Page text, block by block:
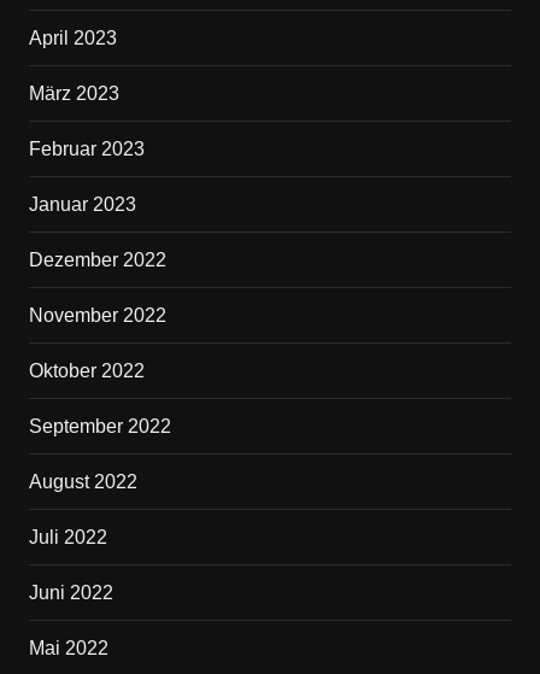
April 2023
März 2023
Februar 2023
Januar 2023
Dezember 2022
November 2022
Oktober 2022
September 2022
August 2022
Juli 2022
Juni 2022
Mai 2022